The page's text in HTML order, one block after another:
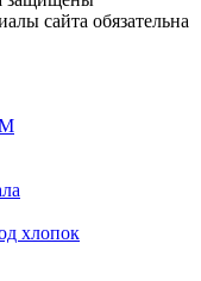
сайта обязательна
хлопок